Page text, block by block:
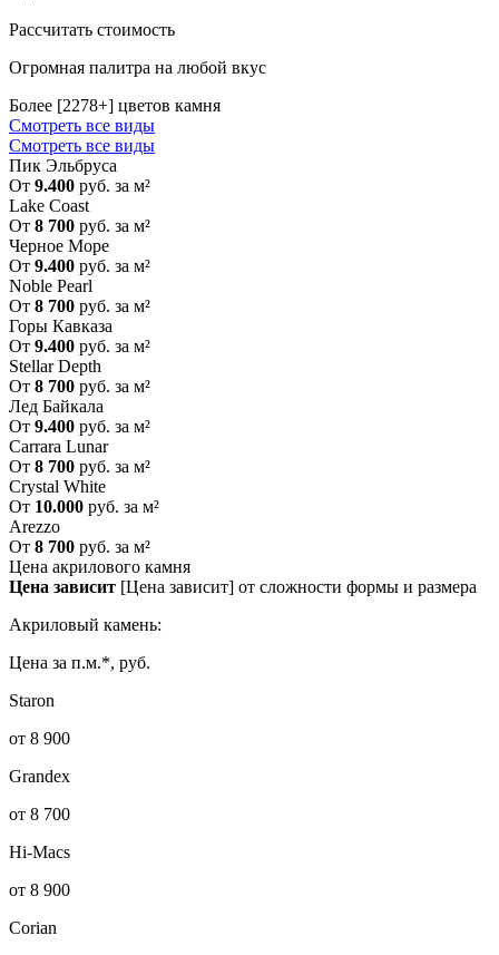
Рассчитать стоимость
Огромная палитра на любой вкус
Более [2278+] цветов камня
Смотреть все виды
Смотреть все виды
Пик Эльбруса
От 9.400 руб. за м²
Lake Coast
От 8 700 руб. за м²
Черное Море
От 9.400 руб. за м²
Noble Pearl
От 8 700 руб. за м²
Горы Кавказа
От 9.400 руб. за м²
Stellar Depth
От 8 700 руб. за м²
Лед Байкала
От 9.400 руб. за м²
Carrara Lunar
От 8 700 руб. за м²
Crystal White
От 10.000 руб. за м²
Arezzo
От 8 700 руб. за м²
Цена акрилового камня
Цена зависит [Цена зависит] от сложности формы и размера
Акриловый камень:
Цена за п.м.*, руб.
Staron
от 8 900
Grandex
от 8 700
Hi-Macs
от 8 900
Corian